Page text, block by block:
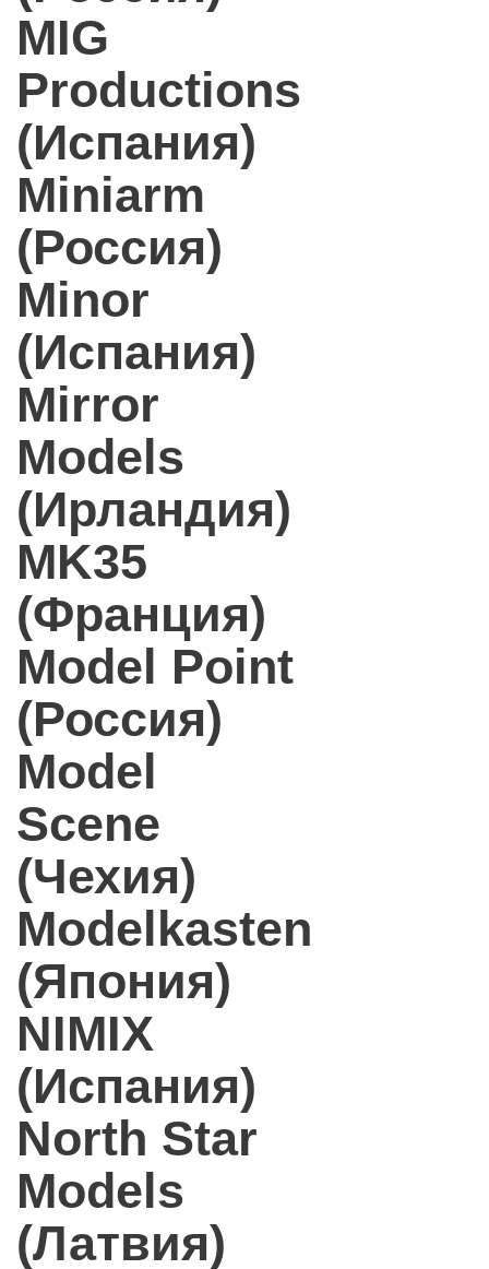
MIG
Productions
(Испания)
Miniarm
(Россия)
Minor
(Испания)
Mirror
Models
(Ирландия)
MK35
(Франция)
Model Point
(Россия)
Model
Scene
(Чехия)
Modelkasten
(Япония)
NIMIX
(Испания)
North Star
Models
(Латвия)